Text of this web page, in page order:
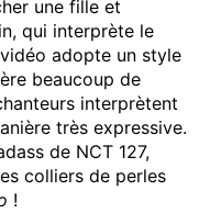
une fille et
qui interprète le
adopte un style
beaucoup de
interprètent
très expressive.
de NCT 127,
colliers de perles
!